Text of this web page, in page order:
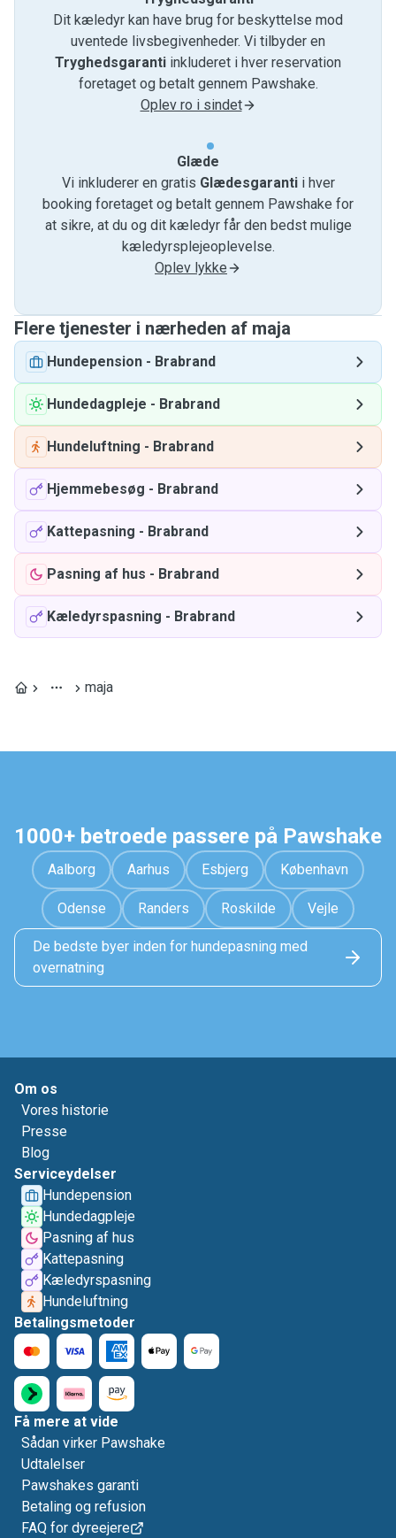
Dit kæledyr kan have brug for beskyttelse mod
uventede livsbegivenheder. Vi tilbyder en
Tryghedsgaranti inkluderet i hver reservation
foretaget og betalt gennem Pawshake.
Oplev ro i sindet
Glæde
Vi inkluderer en gratis Glædesgarantii hver
booking foretaget og betalt gennem Pawshake for
at sikre, at du og dit kæledyr får den bedst mulige
kæledyrsplejeoplevelse.
Oplev lykke
Flere tjenester i nærheden af ​​maja
Hundepension - Brabrand
Hundedagpleje - Brabrand
Hundeluftning - Brabrand
Hjemmebesøg - Brabrand
Kattepasning - Brabrand
Pasning af hus - Brabrand
Kæledyrspasning - Brabrand
maja
1000+ betroede passere på Pawshake
Aalborg Aarhus Esbjerg København
Odense Randers Roskilde Vejle
De bedste byer inden for hundepasning med
overnatning
Om os
Vores historie
Presse
Blog
Serviceydelser
Hundepension
Hundedagpleje
Pasning af hus
Kattepasning
Kæledyrspasning
Hundeluftning
Betalingsmetoder
Få mere at vide
Sådan virker Pawshake
Udtalelser
Pawshakes garanti
Betaling og refusion
FAQ for dyreejere